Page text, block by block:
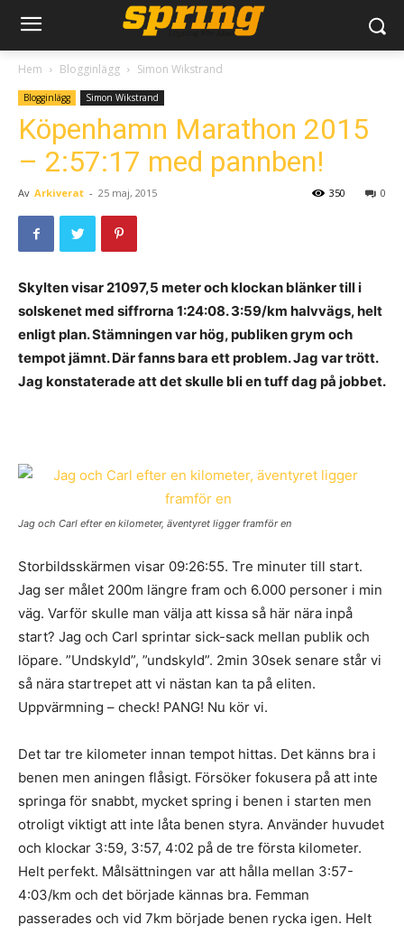
Hem Blogginlägg Simon Wikstrand
Blogginlägg Simon Wikstrand
Köpenhamn Marathon 2015
– 2:57:17 med pannben!
Av Arkiverat - 25 maj, 2015 0
350
Skylten visar 21097,5 meter och klockan blänker till i
solskenet med siffrorna 1:24:08. 3:59/km halvvägs, helt
enligt plan. Stämningen var hög, publiken grym och
tempot jämnt. Där fanns bara ett problem. Jag var trött.
Jag konstaterade att det skulle bli en tuff dag på jobbet.
Jag och Carl efter en kilometer, äventyret ligger framför en
Storbildsskärmen visar 09:26:55. Tre minuter till start.
Jag ser målet 200m längre fram och 6.000 personer i min
väg. Varför skulle man välja att kissa så här nära inpå
start? Jag och Carl sprintar sick-sack mellan publik och
löpare. ”Undskyld”, ”undskyld”. 2min 30sek senare står vi
så nära startrepet att vi nästan kan ta på eliten.
Uppvärmning – check! PANG! Nu kör vi.
Det tar tre kilometer innan tempot hittas. Det känns bra i
benen men aningen flåsigt. Försöker fokusera på att inte
springa för snabbt, mycket spring i benen i starten men
otroligt viktigt att inte låta benen styra. Använder huvudet
och klockar 3:59, 3:57, 4:02 på de tre första kilometer.
Helt perfekt. Målsättningen var att hålla mellan 3:57-
4:03/km och det började kännas bra. Femman
passerades och vid 7km började benen rycka igen. Helt